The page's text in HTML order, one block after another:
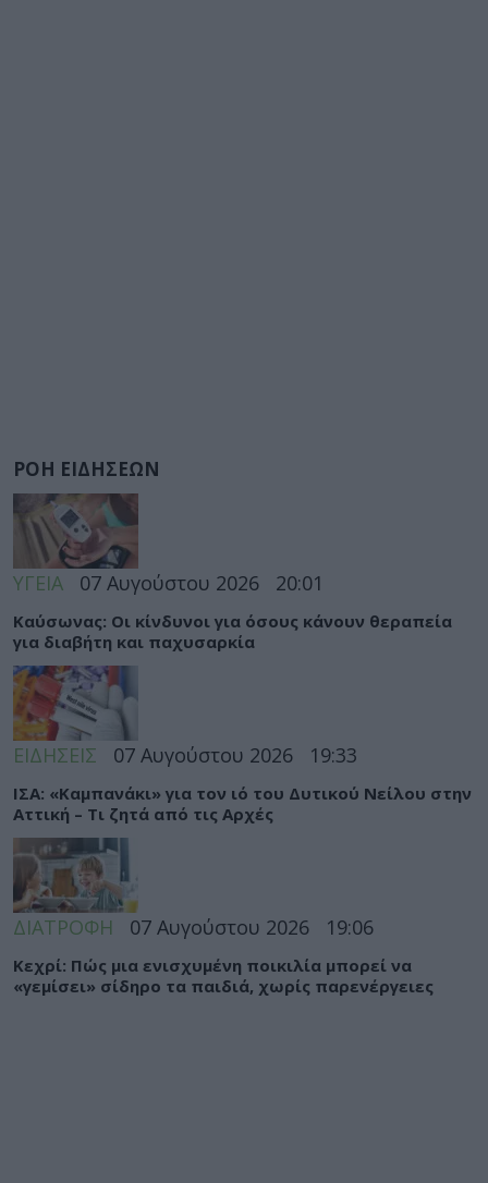
ΡΟΗ ΕΙΔΗΣΕΩΝ
ΥΓΕΙΑ 07 Αυγούστου 2026 20:01
Καύσωνας: Οι κίνδυνοι για όσους κάνουν θεραπεία
για διαβήτη και παχυσαρκία
ΕΙΔΗΣΕΙΣ 07 Αυγούστου 2026 19:33
ΙΣΑ: «Καμπανάκι» για τον ιό του Δυτικού Νείλου στην
Αττική – Τι ζητά από τις Αρχές
ΔΙΑΤΡΟΦΗ 07 Αυγούστου 2026 19:06
Κεχρί: Πώς μια ενισχυμένη ποικιλία μπορεί να
«γεμίσει» σίδηρο τα παιδιά, χωρίς παρενέργειες